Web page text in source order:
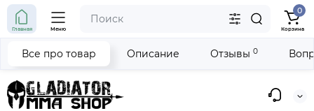
Главная Меню
0
Корзина
Все про товар Описание Отзывы 0